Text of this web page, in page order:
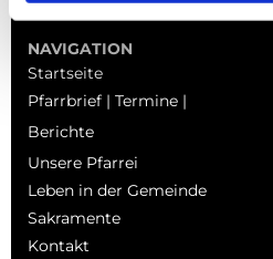
NAVIGATION
Startseite
Pfarrbrief | Termine |
Berichte
Unsere Pfarrei
Leben in der Gemeinde
Sakramente
Kontakt